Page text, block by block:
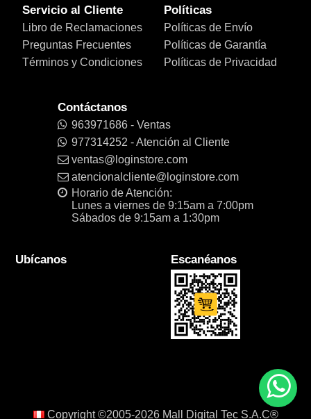
Servicio al Cliente
Libro de Reclamaciones
Preguntas Frecuentes
Términos y Condiciones
Políticas
Políticas de Envío
Políticas de Garantía
Políticas de Privacidad
Contáctanos
963971686 - Ventas
977314252 - Atención al Cliente
ventas@loginstore.com
atencionalcliente@loginstore.com
Horario de Atención:
Lunes a viernes de 9:15am a 7:00pm
Sábados de 9:15am a 1:30pm
Ubícanos Escanéanos
Copyright ©2005-2026 Mall Digital Tec S.A.C®